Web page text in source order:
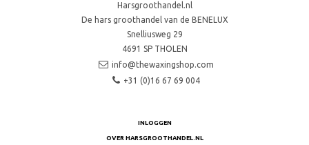
Harsgroothandel.nl
De hars groothandel van de BENELUX
Snelliusweg 29
4691 SP THOLEN
info@thewaxingshop.com
+31 (0)16 67 69 004
INLOGGEN
OVER HARSGROOTHANDEL.NL